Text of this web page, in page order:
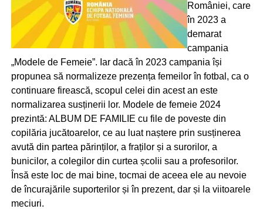
României, care
în 2023 a
demarat
campania
„Modele de Femeie”. Iar dacă în 2023 campania își
propunea să normalizeze prezența femeilor în fotbal, ca o
continuare firească, scopul celei din acest an este
normalizarea susținerii lor. Modele de femeie 2024
prezintă: ALBUM DE FAMILIE cu file de poveste din
copilăria jucătoarelor, ce au luat naștere prin susținerea
avută din partea părinților, a fraților și a surorilor, a
bunicilor, a colegilor din curtea școlii sau a profesorilor.
Însă este loc de mai bine, tocmai de aceea ele au nevoie
de încurajările suporterilor și în prezent, dar și la viitoarele
meciuri.